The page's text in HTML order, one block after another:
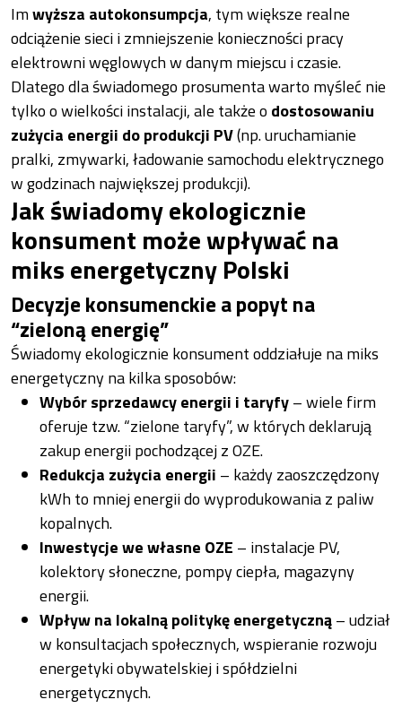
Imwyższa autokonsumpcja, tym większe realne
odciążenie sieci i zmniejszenie konieczności pracy
elektrowni węglowych w danym miejscu i czasie.
Dlatego dla świadomego prosumenta warto myśleć nie
tylko o wielkości instalacji, ale także o dostosowaniu
zużycia energii do produkcji PV(np. uruchamianie
pralki, zmywarki, ładowanie samochodu elektrycznego
w godzinach największej produkcji).
Jak świadomy ekologicznie
konsument może wpływać na
miks energetyczny Polski
Decyzje konsumenckie a popyt na
“zieloną energię”
Świadomy ekologicznie konsument oddziałuje na miks
energetyczny na kilka sposobów:
Wybór sprzedawcy energii i taryfy– wiele firm
oferuje tzw. “zielone taryfy”, w których deklarują
zakup energii pochodzącej z OZE.
Redukcja zużycia energii – każdy zaoszczędzony
kWh to mniej energii do wyprodukowania z paliw
kopalnych.
Inwestycje we własne OZE – instalacje PV,
kolektory słoneczne, pompy ciepła, magazyny
energii.
Wpływ na lokalną politykę energetyczną– udział
w konsultacjach społecznych, wspieranie rozwoju
energetyki obywatelskiej i spółdzielni
energetycznych.